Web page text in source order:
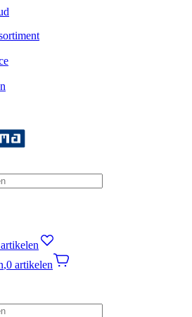
,0 artikelen